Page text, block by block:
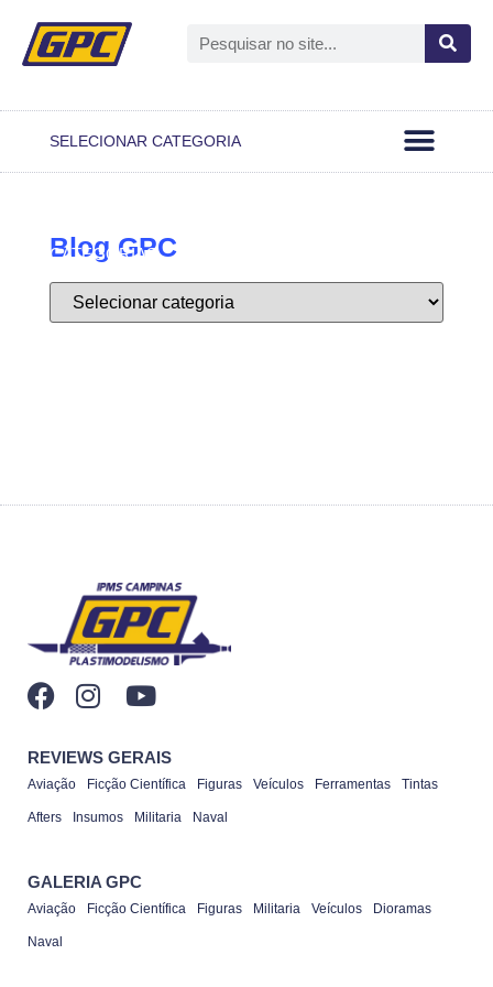
SELECIONAR CATEGORIA
Blog GPC
CATEGORIAS
GALERIA GPC
Aviação Ficção Científica Figuras Militaria Veículos Dioramas
Naval
REVIEWS GERAIS
Aviação Ficção Científica Figuras Veículos Ferramentas Tintas
Afters Insumos Militaria Naval